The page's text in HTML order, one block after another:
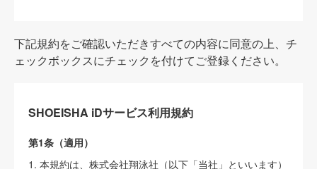
下記規約をご確認いただきすべての内容に同意の上、チ
ェックボックスにチェックを付けてご登録ください。
SHOEISHA iDサービス利用規約
第1条（適用）
1. 本規約は、株式会社翔泳社（以下「当社」といいます）